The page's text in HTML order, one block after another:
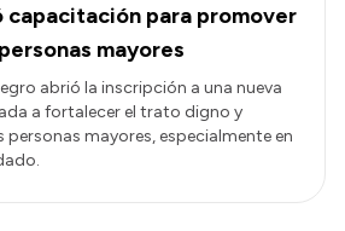
capacitación para promover
mayores
abrió la inscripción a una nueva
a fortalecer el trato digno y
mayores, especialmente en